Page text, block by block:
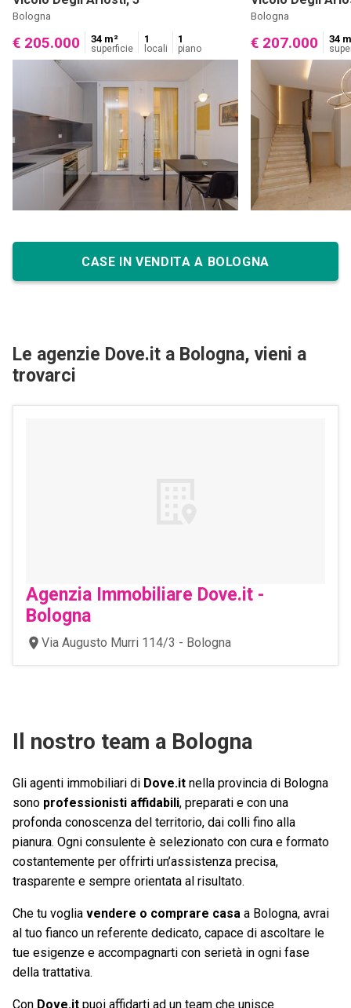
Bologna
€ 205.000 34 m²
superficie
1
locali
1
piano
Bologna
€ 207.000 34
CASE IN VENDITA A BOLOGNA
Le agenzie Dove.it a Bologna, vieni a
trovarci
Agenzia Immobiliare Dove.it -
Bologna
Via Augusto Murri 114/3 - Bologna
Il nostro team a Bologna
Gli agenti immobiliari di Dove.it nella provincia di Bologna
sono professionisti affidabili, preparati e con una
profonda conoscenza del territorio, dai colli fino alla
pianura. Ogni consulente è selezionato con cura e formato
costantemente per offrirti un’assistenza precisa,
trasparente e sempre orientata al risultato.
Che tu voglia vendere o comprare casa a Bologna, avrai
al tuo fianco un referente dedicato, capace di ascoltare le
tue esigenze e accompagnarti con serietà in ogni fase
della trattativa.
Con Dove.it puoi affidarti ad un team che unisce